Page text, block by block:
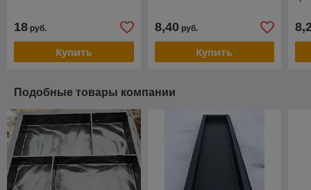
18 руб.
Купить
8,40руб.
Купить
Подобные товары компании